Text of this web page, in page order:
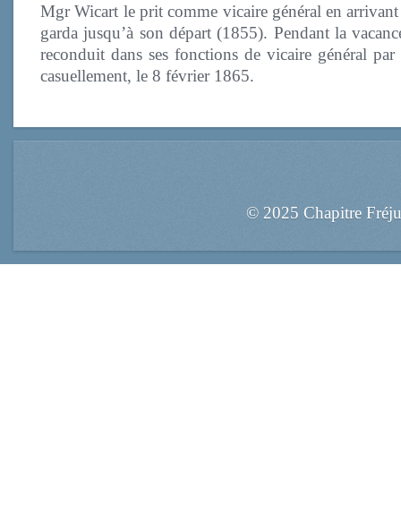
Mgr Wicart le prit comme vicaire général en
garda jusqu’à son départ (1855). Pendant la
reconduit dans ses fonctions de vicaire général
casuellement, le 8 février 1865.
© 2025 Chapitre